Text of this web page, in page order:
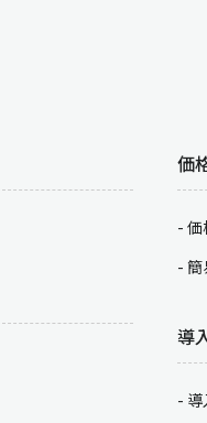
価
価
簡
導
導